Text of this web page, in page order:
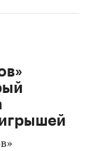
выступают
и